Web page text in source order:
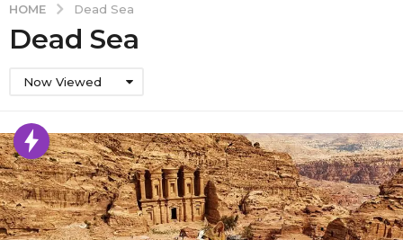
HOME Dead Sea
Dead Sea
Now Viewed